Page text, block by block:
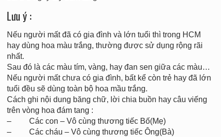
Lưu ý :
Nếu người mất đã có gia đình và lớn tuổi thì trong HCM
hay dùng hoa màu trắng, thường được sử dụng rộng rãi
nhất.
Sau đó là các màu tím, vàng, hay đan sen giữa các màu…
Nếu người mất chưa có gia đình, bất kể còn trẻ hay đã lớn
tuổi đều sẽ dùng toàn bộ hoa mầu trắng.
Cách ghi nội dung băng chữ, lời chia buồn hay câu viếng
trên vòng hoa đám tang :
– Các con – Vô cùng thương tiếc Bố(Mẹ)
– Các cháu – Vô cùng thương tiếc Ông(Bà)